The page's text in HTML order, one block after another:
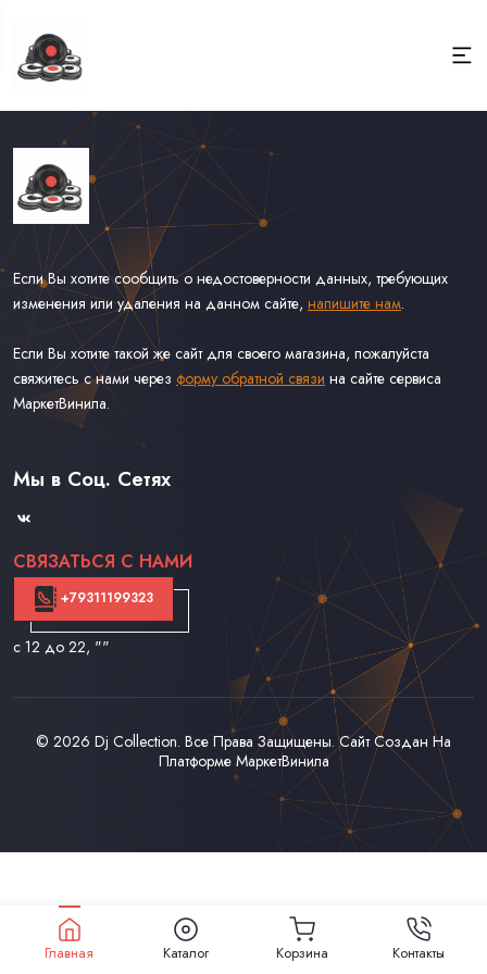
Если Вы хотите сообщить о недостоверности данных, требующих
изменения или удаления на данном сайте, напишите нам.
Если Вы хотите такой же сайт для своего магазина, пожалуйста
свяжитесь с нами через форму обратной связи на сайте сервиса
МаркетВинила.
Каталог Винила, CD и Кассет
Доставка и Оплата
Мы в Соц. Сетях
СВЯЗАТЬСЯ С НАМИ
+79311199323
с 12 до 22, ""
© 2026 Dj Collection. Все Права Защищены. Сайт Создан На
Платформе МаркетВинила
Главная Каталог Корзина Контакты